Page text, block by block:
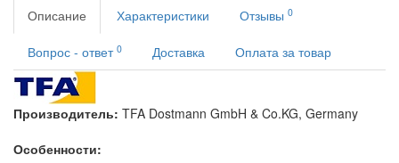
Описание
Характеристики Отзывы 0
Вопрос - ответ 0 Доставка Оплата за товар
Производитель: TFA Dostmann GmbH & Co.KG, Germany
Особенности: